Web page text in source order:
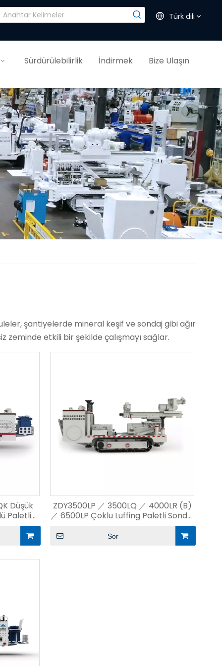
Türk dili
Sürdürülebilirlik İndirmek Bize Ulaşın
şantiyelerde mineral keşif ve sondaj gibi ağır
zeminde etkili bir şekilde çalışmayı sağlar.
Düşük
Paletli
ZDY3500LP ／ 3500LQ ／ 4000LR (B)
／ 6500LP Çoklu Luffing Paletli Sondaj
Sor